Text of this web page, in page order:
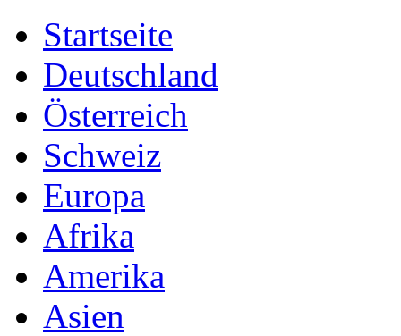
Startseite
Deutschland
Österreich
Schweiz
Europa
Afrika
Amerika
Asien